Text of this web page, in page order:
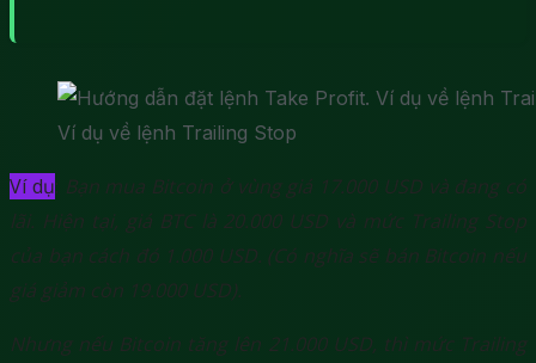
Ví dụ về lệnh Trailing Stop
Ví dụ: Bạn mua Bitcoin ở vùng giá 17.000 USD và đang có
lãi. Hiện tại, giá BTC là 20.000 USD và mức Trailing Stop
của bạn cách đó 1.000 USD. (Có nghĩa sẽ bán Bitcoin nếu
giá giảm còn 19.000 USD).
Nhưng nếu Bitcoin tăng lên 21.000 USD, thì mức Trailing